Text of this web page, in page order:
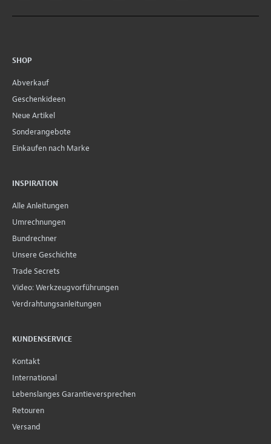
SHOP
Abverkauf
Geschenkideen
Neue Artikel
Sonderangebote
Einkaufen nach Marke
INSPIRATION
Alle Anleitungen
Umrechnungen
Bundrechner
Unsere Geschichte
Trade Secrets
Video: Werkzeugvorführungen
Verdrahtungsanleitungen
KUNDENSERVICE
Kontakt
International
Lebenslanges Garantieversprechen
Retouren
Versand